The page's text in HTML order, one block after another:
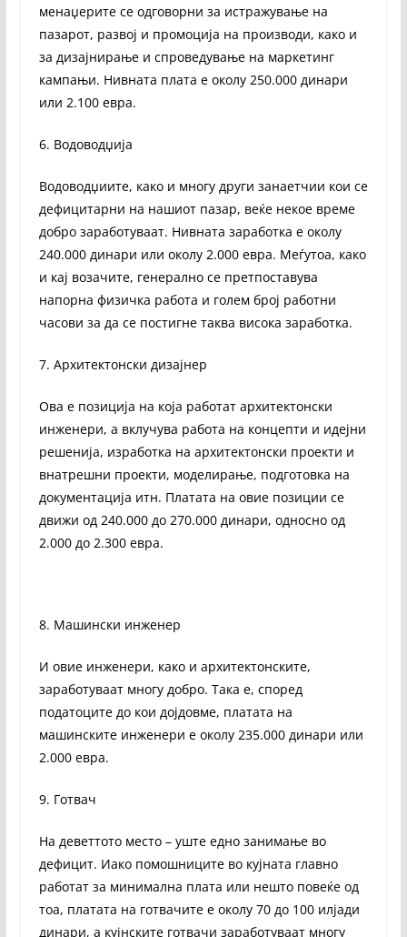
менаџерите се одговорни за истражување на
пазарот, развој и промоција на производи, како и
за дизајнирање и спроведување на маркетинг
кампањи. Нивната плата е околу 250.000 динари
или 2.100 евра.
6. Водоводџија
Водоводџиите, како и многу други занаетчии кои се
дефицитарни на нашиот пазар, веќе некое време
добро заработуваат. Нивната заработка е околу
240.000 динари или околу 2.000 евра. Меѓутоа, како
и кај возачите, генерално се претпоставува
напорна физичка работа и голем број работни
часови за да се постигне таква висока заработка.
7. Архитектонски дизајнер
Ова е позиција на која работат архитектонски
инженери, а вклучува работа на концепти и идејни
решенија, изработка на архитектонски проекти и
внатрешни проекти, моделирање, подготовка на
документација итн. Платата на овие позиции се
движи од 240.000 до 270.000 динари, односно од
2.000 до 2.300 евра.
8. Машински инженер
И овие инженери, како и архитектонските,
заработуваат многу добро. Така е, според
податоците до кои дојдовме, платата на
машинските инженери е околу 235.000 динари или
2.000 евра.
9. Готвач
На деветтото место – уште едно занимање во
дефицит. Иако помошниците во кујната главно
работат за минимална плата или нешто повеќе од
тоа, платата на готвачите е околу 70 до 100 илјади
динари, а кујнските готвачи заработуваат многу